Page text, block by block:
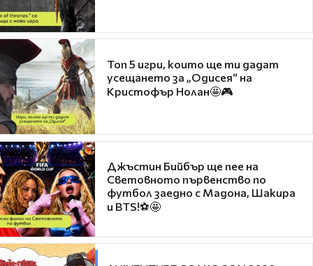
Топ 5 игри, които ще ти дадат
усещането за „Одисея“ на
Кристофър Нолан🤩🎮
Джъстин Бийбър ще пее на
Световното първенство по
футбол заедно с Мадона, Шакира
и BTS!⚽🤩